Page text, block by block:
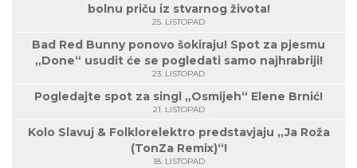
bolnu priču iz stvarnog života!
25. LISTOPAD
Bad Red Bunny ponovo šokiraju! Spot za pjesmu
„Done“ usudit će se pogledati samo najhrabriji!
23. LISTOPAD
Pogledajte spot za singl „Osmijeh“ Elene Brnić!
21. LISTOPAD
Kolo Slavuj & Folklorelektro predstavjaju „Ja Roža
(TonZa Remix)“!
18. LISTOPAD